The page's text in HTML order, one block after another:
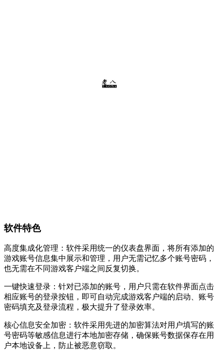
软件特色
高度集成化管理：软件采用统一的仪表盘界面，将所有添加的
游戏账号信息集中展示和管理，用户无需记忆多个账号密码，
也无需在不同游戏客户端之间反复切换。
一键快速登录：针对已添加的账号，用户只需在软件界面点击
相应账号的登录按钮，即可自动完成游戏客户端的启动、账号
密码填充及登录流程，极大提升了登录效率。
核心信息安全加密：软件采用先进的加密算法对用户填写的账
号密码等敏感信息进行本地加密存储，确保账号数据保存在用
户本地设备上，防止被恶意窃取。